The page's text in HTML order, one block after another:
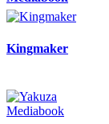
Kingmaker